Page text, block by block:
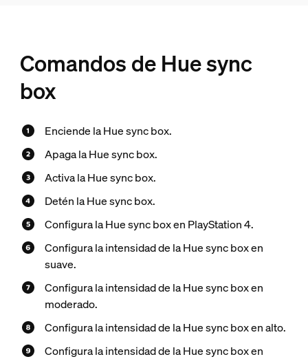
Comandos de Hue sync
box
Enciende la Hue sync box.
Apaga la Hue sync box.
Activa la Hue sync box.
Detén la Hue sync box.
Configura la Hue sync box en PlayStation 4.
Configura la intensidad de la Hue sync box en
suave.
Configura la intensidad de la Hue sync box en
moderado.
Configura la intensidad de la Hue sync box en alto.
Configura la intensidad de la Hue sync box en